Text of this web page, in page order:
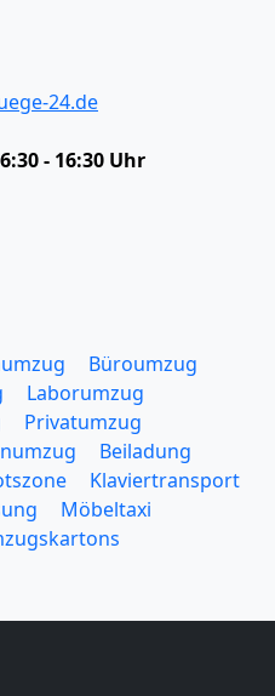
24.de
- 16:30 Uhr
Büroumzug
Laborumzug
Privatumzug
Beiladung
Klaviertransport
Möbeltaxi